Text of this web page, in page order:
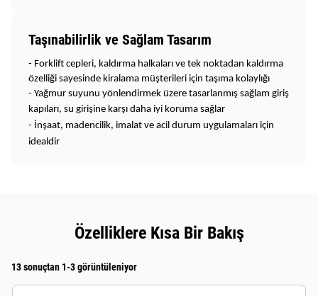
Taşınabilirlik ve Sağlam Tasarım
- Forklift cepleri, kaldırma halkaları ve tek noktadan kaldırma
özelliği sayesinde kiralama müşterileri için taşıma kolaylığı
- Yağmur suyunu yönlendirmek üzere tasarlanmış sağlam giriş
kapıları, su girişine karşı daha iyi koruma sağlar
- İnşaat, madencilik, imalat ve acil durum uygulamaları için
idealdir
Özelliklere Kısa Bir Bakış
13 sonuçtan 1-3 görüntüleniyor